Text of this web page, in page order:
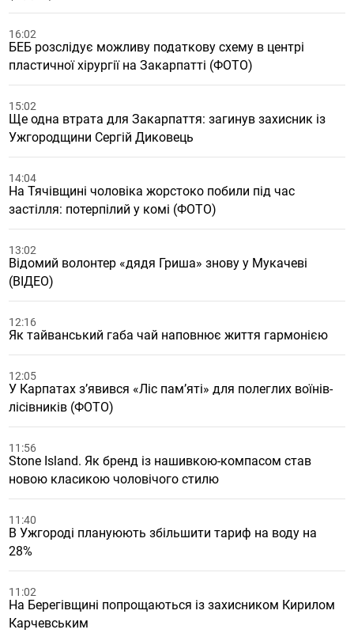
16:02
БЕБ розслідує можливу податкову схему в центрі
пластичної хірургії на Закарпатті (ФОТО)
15:02
Ще одна втрата для Закарпаття: загинув захисник із
Ужгородщини Сергій Диковець
14:04
На Тячівщині чоловіка жорстоко побили під час
застілля: потерпілий у комі (ФОТО)
13:02
Відомий волонтер «дядя Гриша» знову у Мукачеві
(ВІДЕО)
12:16
Як тайванський габа чай наповнює життя гармонією
12:05
У Карпатах з’явився «Ліс пам’яті» для полеглих воїнів-
лісівників (ФОТО)
11:56
Stone Island. Як бренд із нашивкою-компасом став
новою класикою чоловічого стилю
11:40
В Ужгороді плануюють збільшити тариф на воду на
28%
11:02
На Берегівщині попрощаються із захисником Кирилом
Карчевським